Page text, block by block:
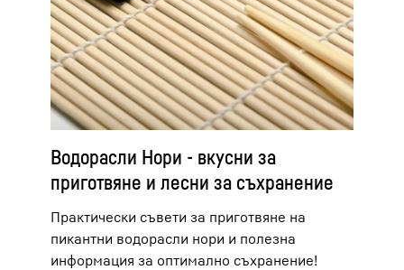
Водорасли Нори - вкусни за
приготвяне и лесни за съхранение
Практически съвети за приготвяне на
пикантни водорасли нори и полезна
информация за оптимално съхранение!